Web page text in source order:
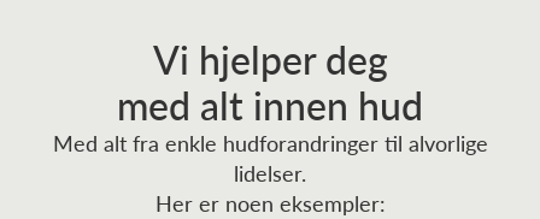
Vi hjelper deg
med alt innen hud
Med alt fra enkle hudforandringer til alvorlige
lidelser.
Her er noen eksempler: